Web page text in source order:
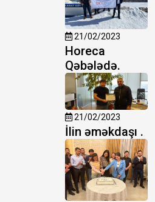
21/02/2023
Horeca
Qəbələdə.
21/02/2023
İlin əməkdaşı .